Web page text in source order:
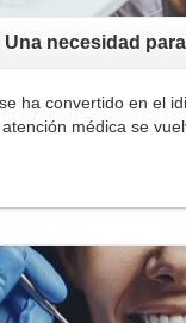
Una necesidad
ha convertido en el
médica se